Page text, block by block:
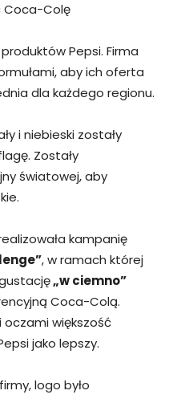
Coca-Colę
Pepsi. Firma
aby ich oferta
dla każdego regionu.
i niebieski zostały
Zostały
światowej, aby
kampanię
, w ramach której
„w ciemno”
Coca-Colą.
większość
jako lepszy.
logo było